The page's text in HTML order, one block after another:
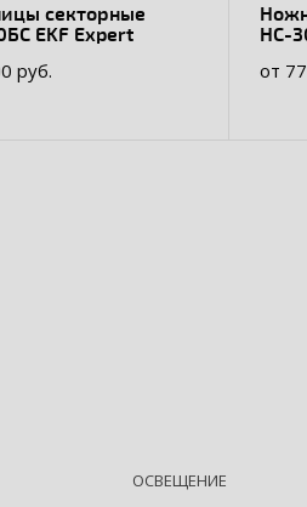
секторные
EKF Expert
руб.
НС-
от
ОСВЕЩЕНИЕ